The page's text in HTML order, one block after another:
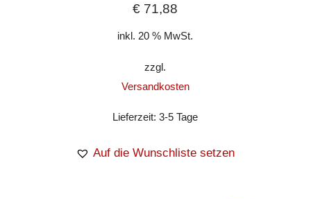
€ 71,88
inkl. 20 % MwSt.
zzgl.
Versandkosten
Lieferzeit:3-5 Tage
Auf die Wunschliste setzen